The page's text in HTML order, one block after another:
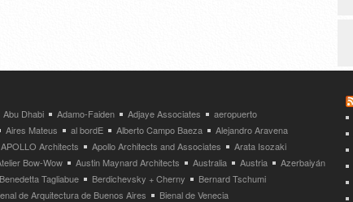
Abu Dhabi Adamo-Faiden Adjaye Associates
aeropuerto
Aires Mateus al bordE Alberto Campo Baeza
Alejandro Aravena
APOLLO Architects Apollo Architects and Associates
Arata Isozaki
Bow-Wow Austin Maynard Architects Australia Austria
Azerbaiyán
Benedetta Tagliabue Berdichevsky + Cherny
Bernard Tschumi
de Arquitectura de Buenos Aires
Bienal de Venecia